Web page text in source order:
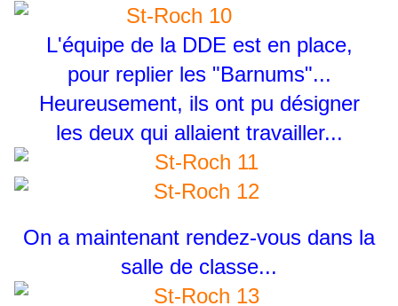
L'équipe de la DDE est en place,
pour replier les "Barnums"...
Heureusement, ils ont pu désigner
les deux qui allaient travailler...
On a maintenant rendez-vous dans la
salle de classe...